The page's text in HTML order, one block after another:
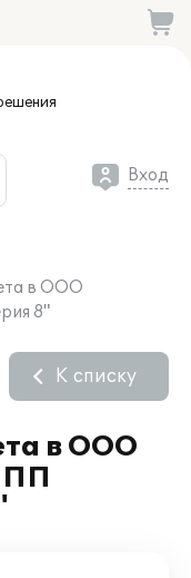
Вход
в ООО
8"
в ООО
ПП
К списку